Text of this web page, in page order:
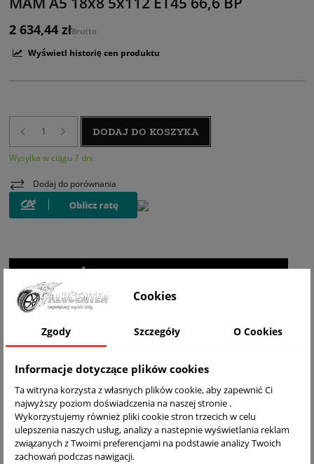
2 634,44 złBrutto
Wyświetl historię cen produktu
DODAJ DO KOSZYKA
Wysyłka w ciągu 7 dni
Dodaj do porównania
DARMOWA
WYSYŁKA
BEZPŁATNY
REALNE
Cookies
Zgody Szczegóły O Cookies
Informacje dotyczące plików cookies
Ta witryna korzysta z własnych plików cookie, aby zapewnić Ci
najwyższy poziom doświadczenia na naszej stronie .
Wykorzystujemy również pliki cookie stron trzecich w celu
ulepszenia naszych usług, analizy a nastepnie wyświetlania reklam
związanych z Twoimi preferencjami na podstawie analizy Twoich
zachowań podczas nawigacji.